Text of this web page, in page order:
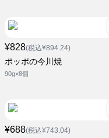
¥828(税込¥894.24)
ポッポの今川焼
90g×8個
¥688(税込¥743.04)